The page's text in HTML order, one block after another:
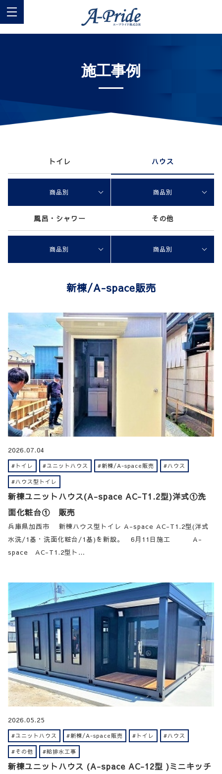
施工事例
トイレ ハウス
商品別 商品別
風呂・シャワー その他
商品別 商品別
新棟/A-space販売
2026.07.04
#トイレ #ユニットハウス #新棟/A-space販売 #ハウス
#ハウス型トイレ
新棟ユニットハウス(A-space AC-T1.2型)洋式①洗
面化粧台① 販売
兵庫県加西市 新棟ハウス型トイレ A-space AC-T1.2型(洋式
水洗/1基・洗面化粧台/1基)を新設。 6月11日施工 A-
space AC-T1.2型ト…
2026.05.25
#ユニットハウス #新棟/A-space販売 #トイレ #ハウス
#その他 #給排水工事
新棟ユニットハウス (A-space AC-12型 )ミニキッチ